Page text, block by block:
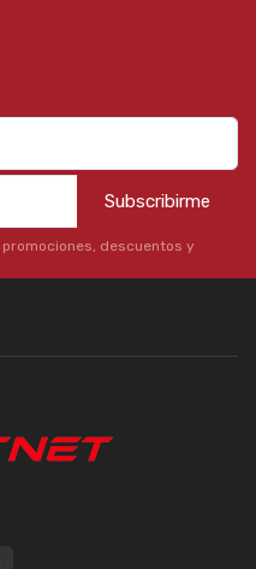
Subscribirme
descuentos y